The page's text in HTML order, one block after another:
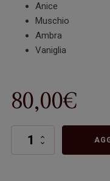
Anice
Muschio
Ambra
Vaniglia
80,00€
Confetto